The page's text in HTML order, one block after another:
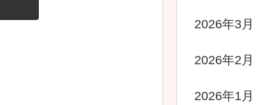
2026年3月
2026年2月
2026年1月